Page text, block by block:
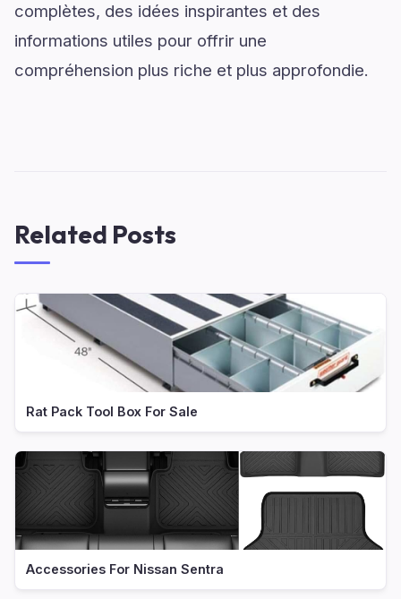
complètes, des idées inspirantes et des
informations utiles pour offrir une
compréhension plus riche et plus approfondie.
Related Posts
Rat Pack Tool Box For Sale
Accessories For Nissan Sentra